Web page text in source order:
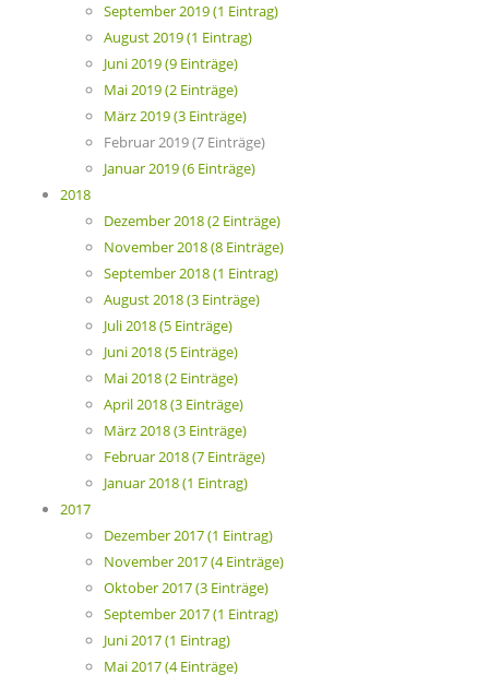
September 2019 (1 Eintrag)
August 2019 (1 Eintrag)
Juni 2019 (9 Einträge)
Mai 2019 (2 Einträge)
März 2019 (3 Einträge)
Februar 2019 (7 Einträge)
Januar 2019 (6 Einträge)
2018
Dezember 2018 (2 Einträge)
November 2018 (8 Einträge)
September 2018 (1 Eintrag)
August 2018 (3 Einträge)
Juli 2018 (5 Einträge)
Juni 2018 (5 Einträge)
Mai 2018 (2 Einträge)
April 2018 (3 Einträge)
März 2018 (3 Einträge)
Februar 2018 (7 Einträge)
Januar 2018 (1 Eintrag)
2017
Dezember 2017 (1 Eintrag)
November 2017 (4 Einträge)
Oktober 2017 (3 Einträge)
September 2017 (1 Eintrag)
Juni 2017 (1 Eintrag)
Mai 2017 (4 Einträge)